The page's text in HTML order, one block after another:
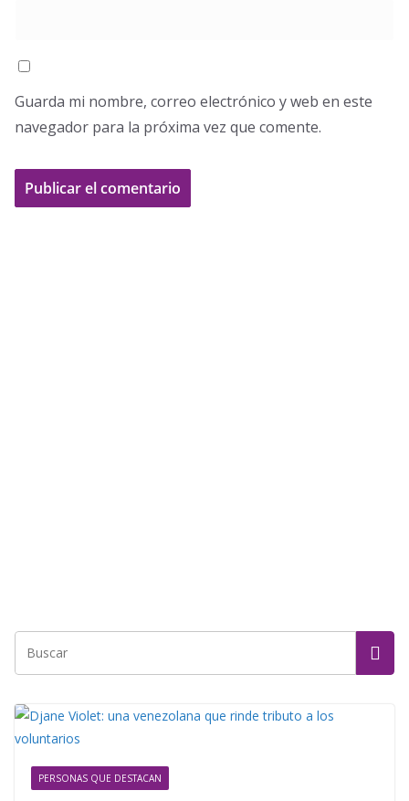
Guarda mi nombre, correo electrónico y web en este
navegador para la próxima vez que comente.
PERSONAS QUE DESTACAN